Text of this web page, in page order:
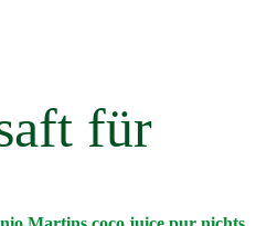
für